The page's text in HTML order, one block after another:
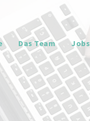
Das Team Jobs